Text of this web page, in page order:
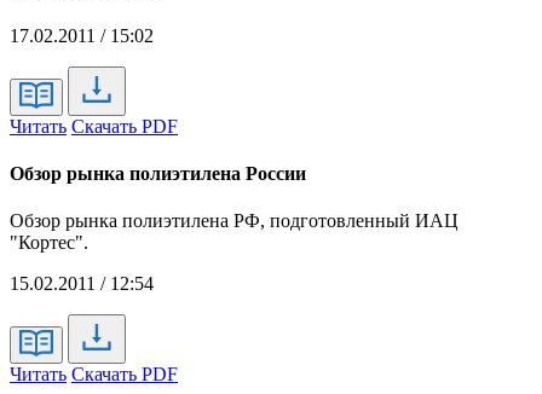
17.02.2011 / 15:02
Читать Скачать PDF
Обзор рынка полиэтилена России
Обзор рынка полиэтилена РФ, подготовленный ИАЦ
"Кортес".
15.02.2011 / 12:54
Читать Скачать PDF